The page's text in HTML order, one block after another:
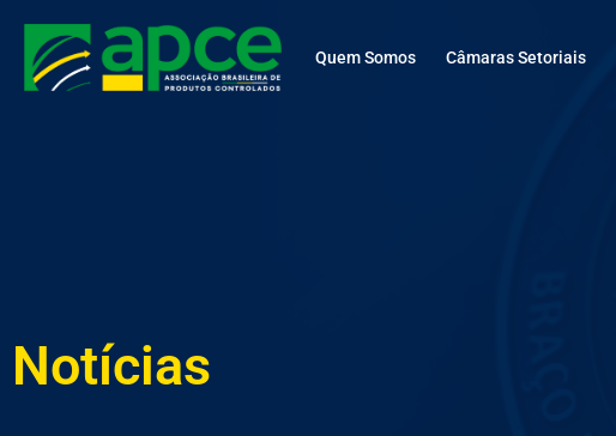
Quem Somos Câmaras Setoriais
Notícias